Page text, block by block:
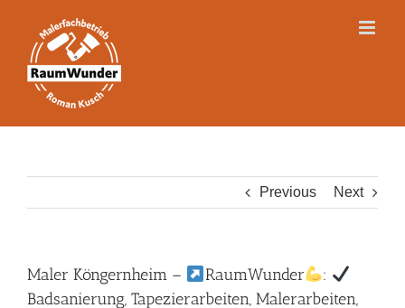
content
Previous Next
Maler Köngernheim – RaumWunder
:
Badsanierung, Tapezierarbeiten, Malerarbeiten,